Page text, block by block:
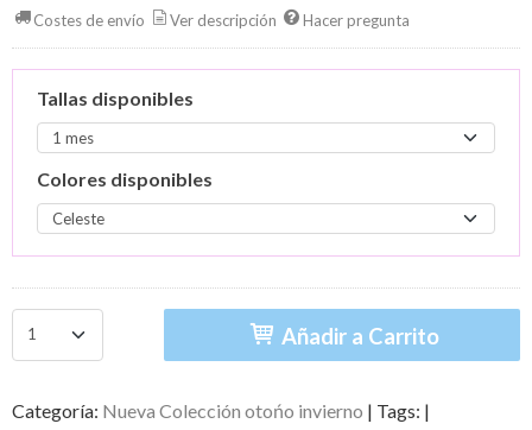
Costes de envío Ver descripción Hacer pregunta
Tallas disponibles
Colores disponibles
Añadir a Carrito
Categoría: Nueva Colección otońo invierno | Tags: |